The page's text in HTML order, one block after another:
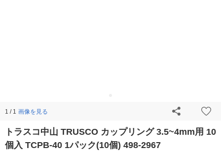
1 / 1 画像を見る
トラスコ中山 TRUSCO カップリング 3.5~4mm用 10
個入 TCPB-40 1パック(10個) 498-2967